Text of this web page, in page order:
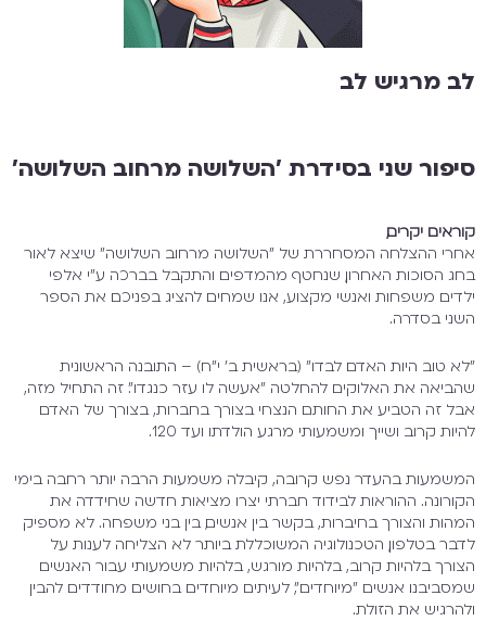
מרגיש לב
שני בסידרת 'השלושה מרחוב השלושה'
יקרים,
ההצלחה המסחררת של "השלושה מרחוב השלושה" שיצא לאור
הסוכות האחרון, שנחטף מהמדפים והתקבל בברכה ע"י אלפי
משפחות ואנשי מקצוע, אנו שמחים להציג בפניכם את הספר
בסדרה.
טוב היות האדם לבדו" (בראשית ב' י"ח) – התובנה הראשונית
את האלוקים להחלטה "אעשה לו עזר כנגדו". זה התחיל מזה,
זה הטביע את החותם הנצחי בצורך בחברות, בצורך של האדם
קרוב ושייך ומשמעותי מרגע הולדתו ועד 120.
בהעדר נפש קרובה, קיבלה משמעות הרבה יותר רחבה בימי
ההוראות לבידוד חברתי יצרו מציאות חדשה שחידדה את
והצורך בחיברות, בקשר בין אנשים, בין בני משפחה. לא מספיק
בטלפון, הטכנולוגיה המשוכללת ביותר לא הצליחה לענות על
בלהיות קרוב, בלהיות מורגש, בלהיות משמעותי עבור האנשים
אנשים "מיוחדים", לעיתים מיוחדים בחושים מחודדים להבין
את הזולת.